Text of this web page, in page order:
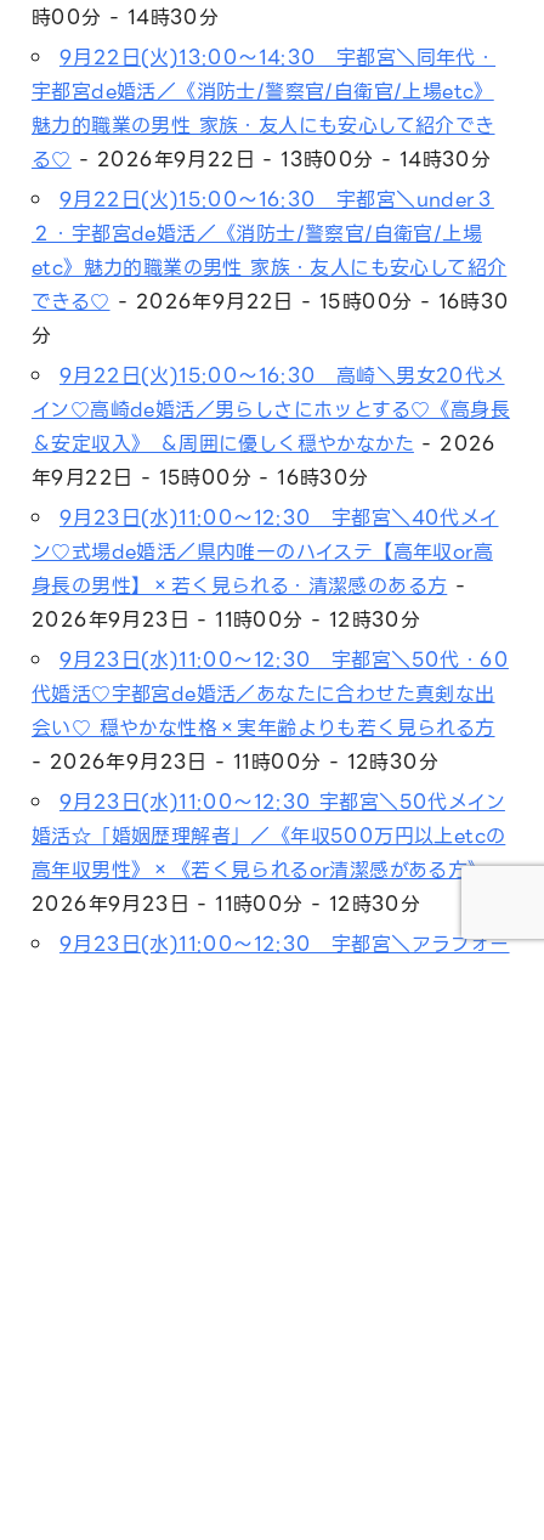
時00分 - 14時30分
9月22日(火)13:00～14:30 宇都宮＼同年代・
宇都宮de婚活／《消防士/警察官/自衛官/上場etc》
魅力的職業の男性 家族・友人にも安心して紹介でき
る♡ - 2026年9月22日 - 13時00分 - 14時30分
9月22日(火)15:00～16:30 宇都宮＼under３
２・宇都宮de婚活／《消防士/警察官/自衛官/上場
etc》魅力的職業の男性 家族・友人にも安心して紹介
できる♡ - 2026年9月22日 - 15時00分 - 16時30
分
9月22日(火)15:00～16:30 高崎＼男女20代メ
イン♡高崎de婚活／男らしさにホッとする♡《高身長
＆安定収入》 ＆周囲に優しく穏やかなかた - 2026
年9月22日 - 15時00分 - 16時30分
9月23日(水)11:00～12:30 宇都宮＼40代メイ
ン♡式場de婚活／県内唯一のハイステ【高年収or高
身長の男性】×若く見られる・清潔感のある方 -
2026年9月23日 - 11時00分 - 12時30分
9月23日(水)11:00～12:30 宇都宮＼50代・60
代婚活♡宇都宮de婚活／あなたに合わせた真剣な出
会い♡ 穏やかな性格×実年齢よりも若く見られる方
- 2026年9月23日 - 11時00分 - 12時30分
9月23日(水)11:00～12:30 宇都宮＼50代メイン
婚活☆「婚姻歴理解者」／《年収500万円以上etcの
高年収男性》×《若く見られるor清潔感がある方》-
2026年9月23日 - 11時00分 - 12時30分
9月23日(水)11:00～12:30 宇都宮＼アラフォー